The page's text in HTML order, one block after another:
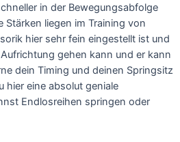
in der Bewegungsabfolge
liegen im Training von
hier sehr fein eingestellt ist und
gehen kann und er kann
dein Timing und deinen Springsitz
hier eine absolut geniale
Endlosreihen springen oder